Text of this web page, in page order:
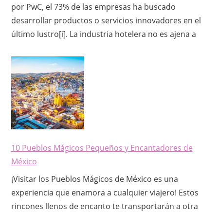
por PwC, el 73% de las empresas ha buscado
desarrollar productos o servicios innovadores en el
último lustro[i]. La industria hotelera no es ajena a
10 Pueblos Mágicos Pequeños y Encantadores de
México
¡Visitar los Pueblos Mágicos de México es una
experiencia que enamora a cualquier viajero! Estos
rincones llenos de encanto te transportarán a otra